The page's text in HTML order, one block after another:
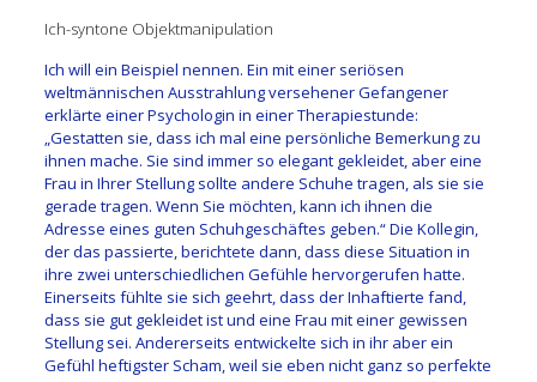
Ich-syntone Objektmanipulation
Ich will ein Beispiel nennen. Ein mit einer seriösen
weltmännischen Ausstrahlung versehener Gefangener
erklärte einer Psychologin in einer Therapiestunde:
„Gestatten sie, dass ich mal eine persönliche Bemerkung zu
ihnen mache. Sie sind immer so elegant gekleidet, aber eine
Frau in Ihrer Stellung sollte andere Schuhe tragen, als sie sie
gerade tragen. Wenn Sie möchten, kann ich ihnen die
Adresse eines guten Schuhgeschäftes geben.“ Die Kollegin,
der das passierte, berichtete dann, dass diese Situation in
ihre zwei unterschiedlichen Gefühle hervorgerufen hatte.
Einerseits fühlte sie sich geehrt, dass der Inhaftierte fand,
dass sie gut gekleidet ist und eine Frau mit einer gewissen
Stellung sei. Andererseits entwickelte sich in ihr aber ein
Gefühl heftigster Scham, weil sie eben nicht ganz so perfekte